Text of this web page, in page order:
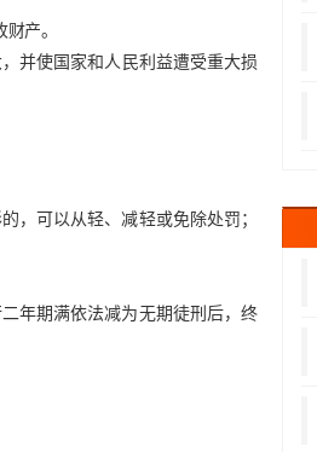
产。
并使国家和人民利益遭受重大损
，可以从轻、减轻或免除处罚；
年期满依法减为无期徒刑后，终